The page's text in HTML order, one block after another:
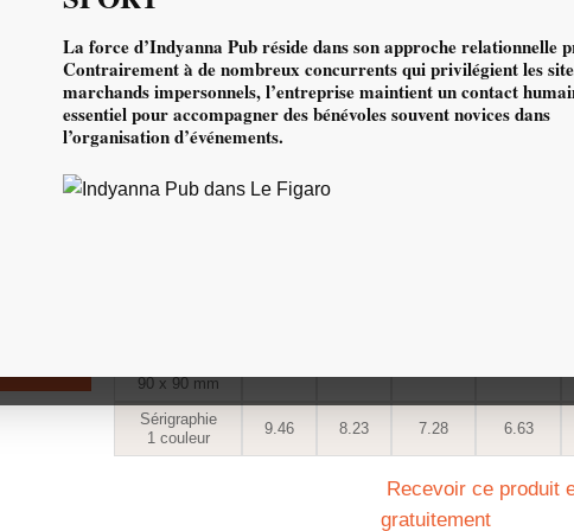
La force d’Indyanna Pub réside dans son approche relationnelle
Contrairement à de nombreux concurrents qui privilégient les
marchands impersonnels, l’entreprise maintient un contact
essentiel pour accompagner des bénévoles souvent novices dans
l’organisation d’événements.
MODÈLE ADULTE
50 et + 75 et + 100 et + 200 et +
DTF
quadrichromie
9.68
Sérigraphie
90 x 90 mm
Sérigraphie
1 couleur
9.46 8.23 7.28 6.63
Recevoir ce produit
gratuitement